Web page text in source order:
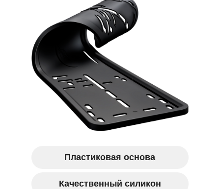
Качественный силикон
Пластиковая основа